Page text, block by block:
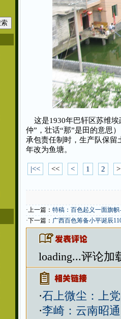
这是1930年巴轩区苏维埃
仲”，壮话“那”是田的意思
承包责任制时，生产队保留
年改为鱼塘。
|<< << < 1 2 >
·上一篇： 特稿：百色起义一面旗
·下一篇： 广西百色筹备小平诞辰
loading...评论加
·石上微尘：上
·李崎：云南昭